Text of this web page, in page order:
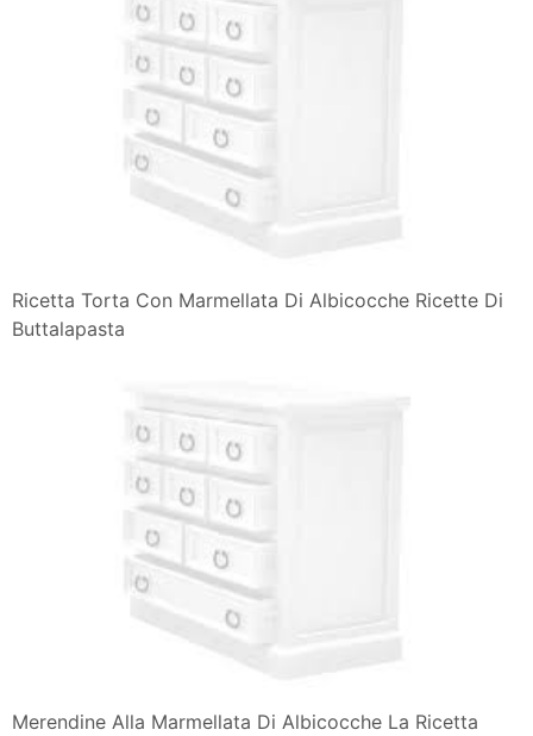
Ricetta Torta Con Marmellata Di Albicocche Ricette Di
Buttalapasta
Merendine Alla Marmellata Di Albicocche La Ricetta